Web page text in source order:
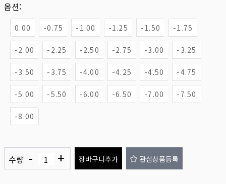
옵션:
0.00 -0.75 -1.00 -1.25 -1.50 -1.75
-2.00 -2.25 -2.50 -2.75 -3.00 -3.25
-3.50 -3.75 -4.00 -4.25 -4.50 -4.75
-5.00 -5.50 -6.00 -6.50 -7.00 -7.50
-8.00
수량 - + 장바구니추가 관심상품등록